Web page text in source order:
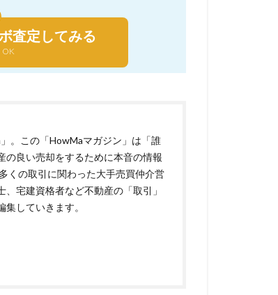
査定してみる
。この「HowMaマガジン」は「誰
の良い売却をするために本音の情報
くの取引に関わった大手売買仲介営
宅建資格者など不動産の「取引」
していきます。